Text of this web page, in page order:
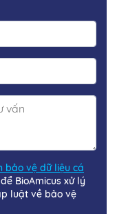
bảo vệ dữ liệu cá
BioAmicus xử lý
luật về bảo vệ